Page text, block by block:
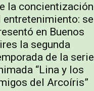
la concientización
entretenimiento: se
en Buenos
la segunda
de la serie
“Lina y los
del Arcoíris”